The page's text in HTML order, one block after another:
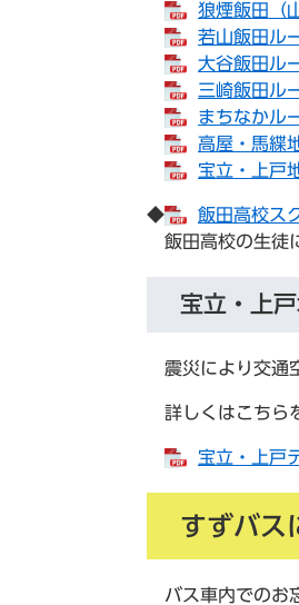
狼煙飯田（
若山飯田ル
大谷飯田ル
三崎飯田ル
まちなかル
高屋・馬緤
宝立・上戸
◆
飯田高校ス
飯田高校の生徒
宝立・上
震災により交通
詳しくはこちら
宝立・上戸
すずバス
バス車内でのお